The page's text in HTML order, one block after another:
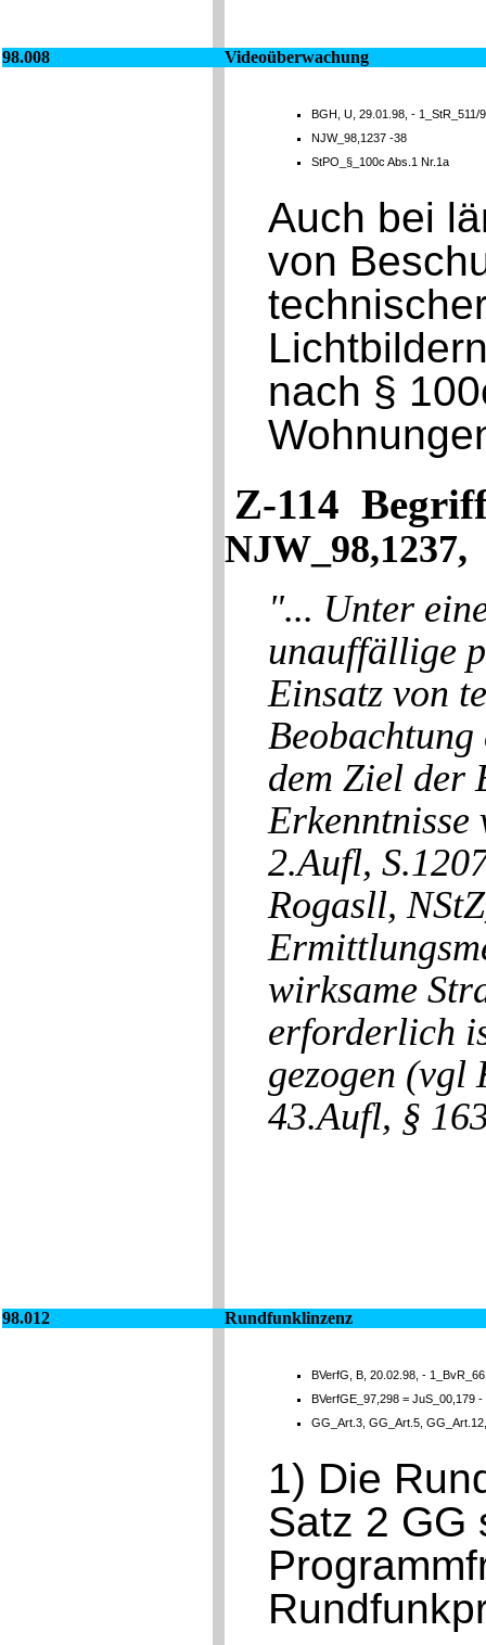
98.008 Videoüberwachung
BGH, U, 29.01.98, - 1_StR_511/
NJW_98,1237 -38
StPO_§_100c Abs.1 Nr.1a
Auch bei
von
nach §
Z-114
NJW_98,1237,
"... Unter
unauffällige
Einsatz von
dem Ziel der
Erkenntnisse
2.Aufl,
Rogasll,
wirksame
erforderlich
gezogen (vgl
43.Aufl, §
98.012 Rundfunklinzenz
BVerfG, B, 20.02.98, -
BVerfGE_97,298 = JuS_00,179
GG_Art.3, GG_Art.5,
1) Die
Satz 2 GG